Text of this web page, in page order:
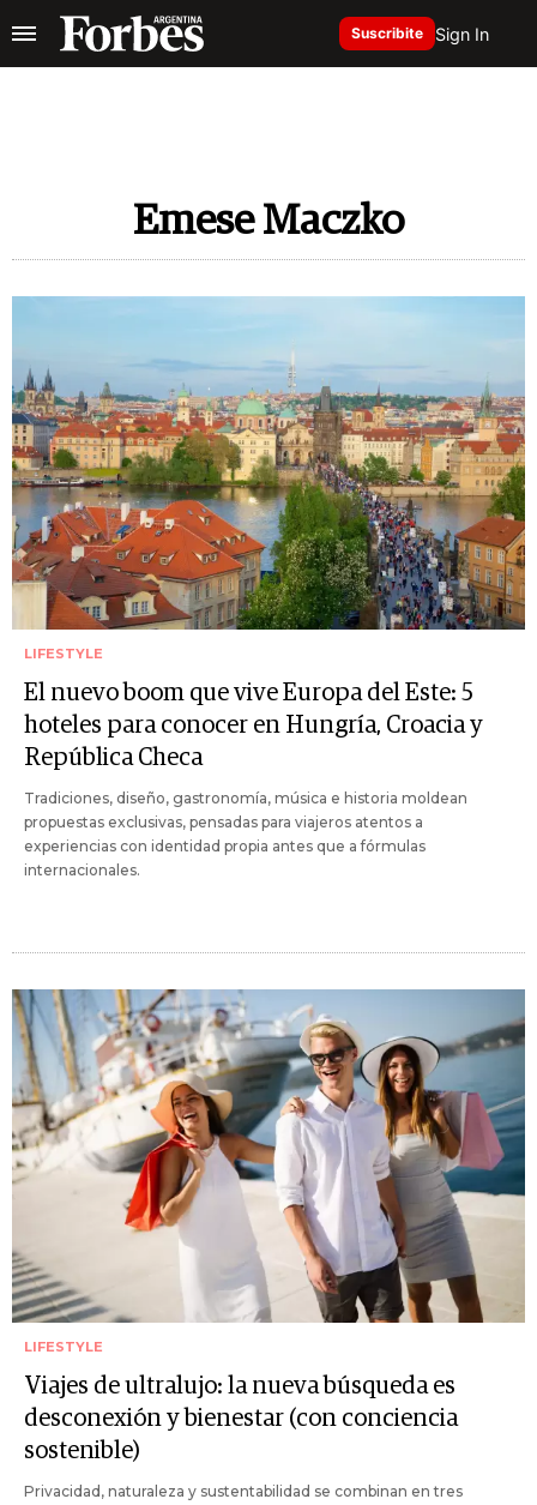
Suscribite Sign In
Emese Maczko
LIFESTYLE
El nuevo boom que vive Europa del Este: 5
hoteles para conocer en Hungría, Croacia y
República Checa
Tradiciones, diseño, gastronomía, música e historia moldean
propuestas exclusivas, pensadas para viajeros atentos a
experiencias con identidad propia antes que a fórmulas
internacionales.
LIFESTYLE
Viajes de ultralujo: la nueva búsqueda es
desconexión y bienestar (con conciencia
sostenible)
Privacidad, naturaleza y sustentabilidad se combinan en tres